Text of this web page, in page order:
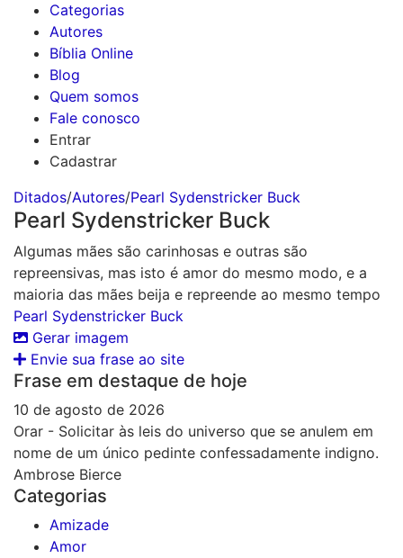
Categorias
Autores
Bíblia Online
Blog
Quem somos
Fale conosco
Entrar
Cadastrar
Ditados/Autores/Pearl Sydenstricker Buck
Pearl Sydenstricker Buck
Algumas mães são carinhosas e outras são
repreensivas, mas isto é amor do mesmo modo, e a
maioria das mães beija e repreende ao mesmo tempo
Pearl Sydenstricker Buck
Gerar imagem
Envie sua frase ao site
Frase em destaque de hoje
10 de agosto de 2026
Orar - Solicitar às leis do universo que se anulem em
nome de um único pedinte confessadamente indigno.
Ambrose Bierce
Categorias
Amizade
Amor